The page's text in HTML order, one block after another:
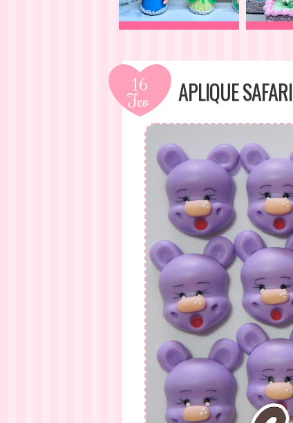
16
Fev APLIQUE SAFARI